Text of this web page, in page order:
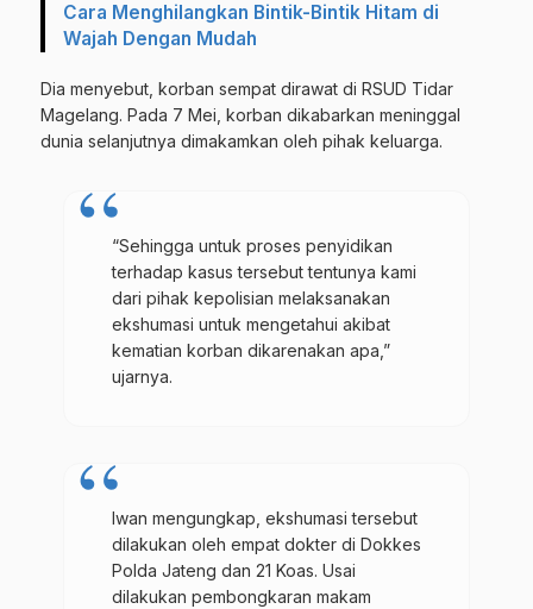
Cara Menghilangkan Bintik-Bintik Hitam di
Wajah Dengan Mudah
Dia menyebut, korban sempat dirawat di RSUD Tidar
Magelang. Pada 7 Mei, korban dikabarkan meninggal
dunia selanjutnya dimakamkan oleh pihak keluarga.
“Sehingga untuk proses penyidikan
terhadap kasus tersebut tentunya kami
dari pihak kepolisian melaksanakan
ekshumasi untuk mengetahui akibat
kematian korban dikarenakan apa,”
ujarnya.
Iwan mengungkap, ekshumasi tersebut
dilakukan oleh empat dokter di Dokkes
Polda Jateng dan 21 Koas. Usai
dilakukan pembongkaran makam